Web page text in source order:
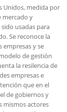
Unidos, medida por
mercado y
usadas para
Se reconoce la
empresas y se
de gestión
la resilencia de
empresas e
que en el
de gobiernos y
mismos actores